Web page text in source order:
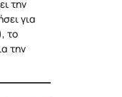
την
για
το
την